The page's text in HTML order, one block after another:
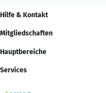
Hilfe & Kontakt
Mitgliedschaften
Hauptbereiche
Services